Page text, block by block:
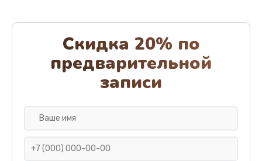
Скидка 20% по
предварительной
записи